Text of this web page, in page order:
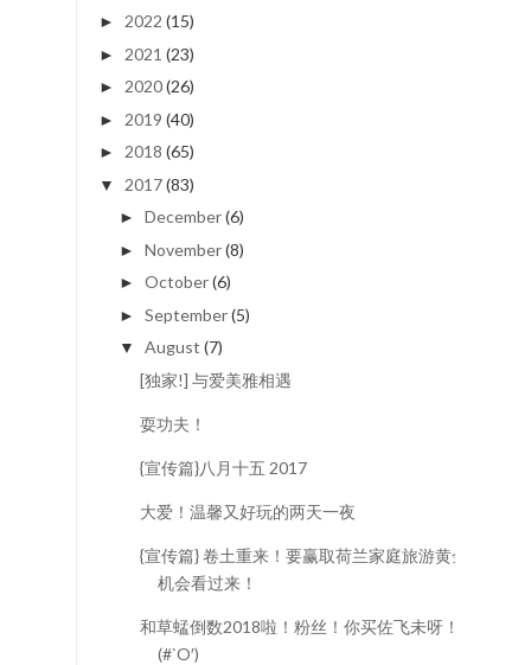
► 2022 (15)
► 2021 (23)
► 2020(26)
► 2019 (40)
► 2018 (65)
▼ 2017(83)
► December(6)
► November(8)
► October(6)
► September(5)
▼ August (7)
[独家!] 与爱美雅相遇
耍功夫！
{宣传篇}八月十五 2017
大爱！温馨又好玩的两天一夜
{宣传篇} 卷土重来！要赢取荷兰家庭旅游黄金
机会看过来！
和草蜢倒数2018啦！粉丝！你买佐飞未呀！
(#`O′)